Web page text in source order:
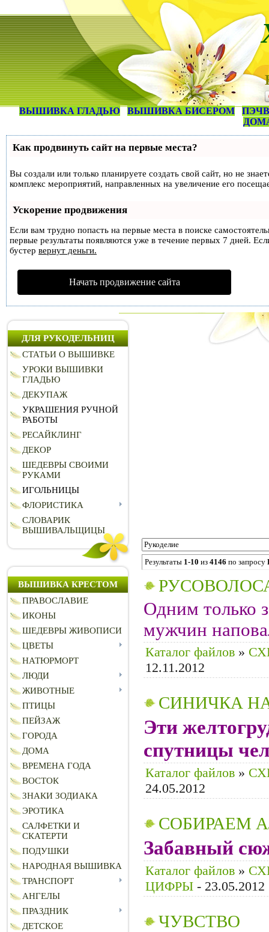
ВЫШИВКА ГЛАДЬЮ ВЫШИВКА БИСЕРОМ
Как продвинуть сайт на первые места?
Вы создали или только планируете создать свой сайт, но не
комплекс мероприятий, направленных на увеличение его
Ускорение продвижения
Если вам трудно попасть на первые места в поиске
первые результаты появляются уже в течение первых 7 дней.
бустер вернут деньги.
Начать продвижение сайта
ДЛЯ РУКОДЕЛЬНИЦ
СТАТЬИ О ВЫШИВКЕ
УРОКИ ВЫШИВКИ
ГЛАДЬЮ
ДЕКУПАЖ
УКРАШЕНИЯ РУЧНОЙ
РАБОТЫ
РЕСАЙКЛИНГ
ДЕКОР
ШЕДЕВРЫ СВОИМИ
РУКАМИ
ИГОЛЬНИЦЫ
ФЛОРИСТИКА
СЛОВАРИК
ВЫШИВАЛЬЩИЦЫ
ВЫШИВКА КРЕСТОМ
ПРАВОСЛАВИЕ
ИКОНЫ
ШЕДЕВРЫ ЖИВОПИСИ
ЦВЕТЫ
НАТЮРМОРТ
ЛЮДИ
ЖИВОТНЫЕ
ПТИЦЫ
ПЕЙЗАЖ
ГОРОДА
ДОМА
ВРЕМЕНА ГОДА
ВОСТОК
ЗНАКИ ЗОДИАКА
ЭРОТИКА
САЛФЕТКИ И
СКАТЕРТИ
ПОДУШКИ
НАРОДНАЯ ВЫШИВКА
ТРАНСПОРТ
АНГЕЛЫ
ПРАЗДНИК
ДЕТСКОЕ
Результаты 1-10 из 4146 по запросу
Одним только
мужчин
Каталог файлов »
12.11.2012
СИНИЧКА
Эти
спутницы
Каталог файлов »
24.05.2012
СОБИРАЕМ
Забавный
Каталог файлов »
ЦИФРЫ - 23.05.2012
ЧУВСТВО